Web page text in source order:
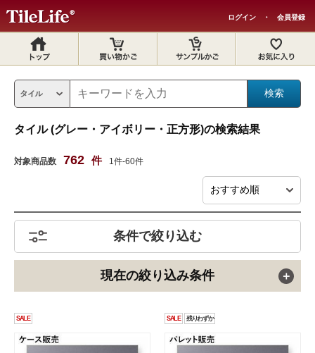
ログイン ・ 会員登録
タイル (グレー・アイボリー・正方形)の検索結果
対象商品数 762 件 1件-60件
条件で絞り込む
現在の絞り込み条件
SALE SALE 残りわずか